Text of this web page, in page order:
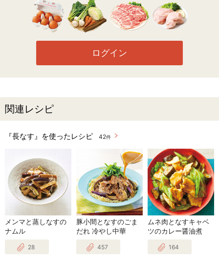
ログイン
関連レシピ
『長なす』を使ったレシピ 42件
メンマと蒸しなすの
ナムル
28
豚小間となすのごま
だれ 冷やし中華
457
ムネ肉となすキャベ
ツのカレー醤油煮
164